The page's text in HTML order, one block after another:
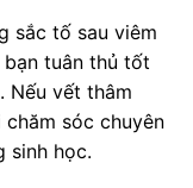
sắc tố sau viêm
tuân thủ tốt
Nếu vết thâm
sóc chuyên
sinh học.